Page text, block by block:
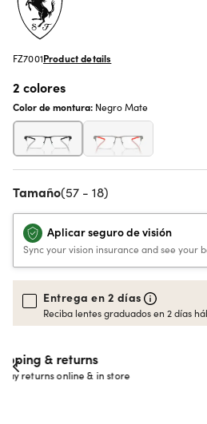
FZ7001Product details
2 colores
Color de montura: Negro Mate
Tamaño(57 - 18)
Aplicar seguro de visión
Sync your vision insurance and see your
Entrega en 2 días
Reciba lentes graduados en 2 días
30-day happiness
Full refund or replacement